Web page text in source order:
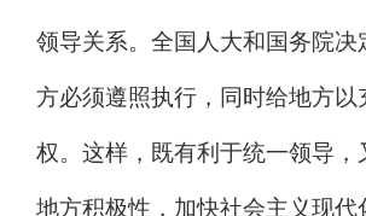
领导关系。全国人大和国务院决
方必须遵照执行，同时给地方以
权。这样，既有利于统一领导，
地方积极性，加快社会主义现代